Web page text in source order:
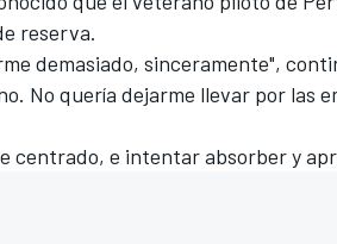
reserva.
demasiado, sinceramente",
No quería dejarme llevar por las
centrado, e intentar absorber y